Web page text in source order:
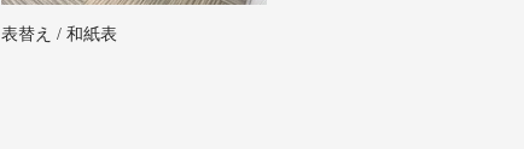
表替え / 和紙表